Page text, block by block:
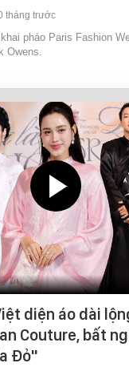
tháng trước
pháo Paris Fashion
diện áo dài
Couture, bất
Đỏ"